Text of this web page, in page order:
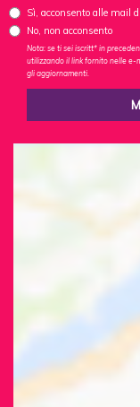
Sì, acconsento alle mail
No, non acconsento
Nota: se ti sei iscritt* in
utilizzando il link fornito nelle e-
gli aggiornamenti.